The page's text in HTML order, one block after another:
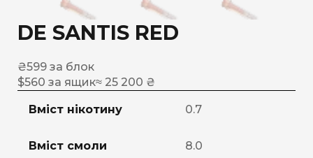
DE SANTIS RED
₴599 за блок
$560 за ящик≈ 25 200 ₴
Вміст нікотину 0.7
Вміст смоли 8.0